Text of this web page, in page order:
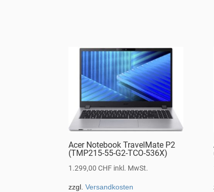
Acer Notebook TravelMate P2
(TMP215-55-G2-TCO-536X)
1.299,00CHF inkl. MwSt.
zzgl.Versandkosten